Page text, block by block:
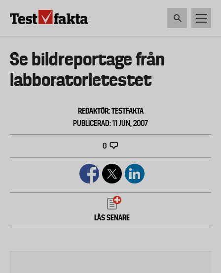
Huvudmeny
ny
VERKTYG &
Se bildreportage från
labboratorietestet
REDAKTÖR: TESTFAKTA
PUBLICERAD: 11 JUN, 2007
0
LÄS SENARE